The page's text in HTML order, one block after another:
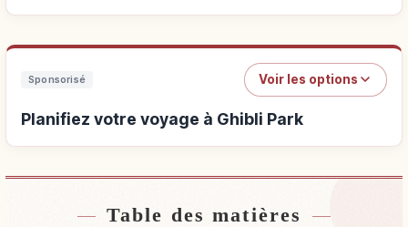
Sponsorisé Voir les options
Planifiez votre voyage à Ghibli Park
Hébergements près de Ghibli Park↗
Table des matières